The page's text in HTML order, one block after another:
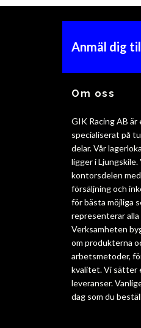
Anmäl dig
Om oss
GIK Racing AB
specialiserat på
delar. Vår
ligger i Ljungskile.
kontorsdelen
försäljning och
för bästa möjliga
representerar
Verksamheten
om produkterna
arbetsmetoder,
kvalitet. Vi sätter
leveranser.
dag som du